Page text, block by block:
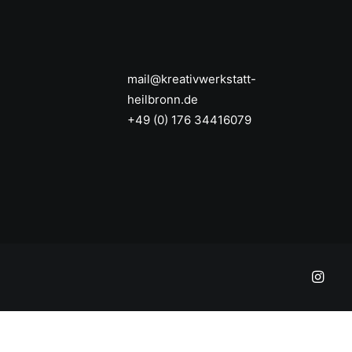
mail@kreativwerkstatt-
heilbronn.de
+49 (0) 176 34416079